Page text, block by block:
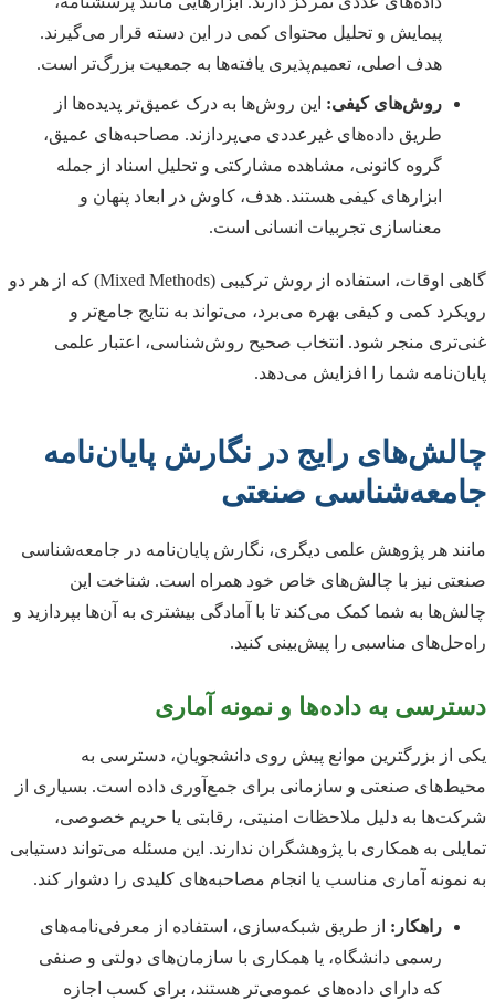
پیمایش و تحلیل محتوای کمی در این دسته قرار می‌گیرند.
هدف اصلی، تعمیم‌پذیری یافته‌ها به جمعیت بزرگ‌تر است.
روش‌های کیفی: این روش‌ها به درک عمیق‌تر پدیده‌ها از
طریق داده‌های غیرعددی می‌پردازند. مصاحبه‌های عمیق،
گروه کانونی، مشاهده مشارکتی و تحلیل اسناد از جمله
ابزارهای کیفی هستند. هدف، کاوش در ابعاد پنهان و
معناسازی تجربیات انسانی است.
گاهی اوقات، استفاده از روش ترکیبی (Mixed Methods) که از هر دو
رویکرد کمی و کیفی بهره می‌برد، می‌تواند به نتایج جامع‌تر و
غنی‌تری منجر شود. انتخاب صحیح روش‌شناسی، اعتبار علمی
پایان‌نامه شما را افزایش می‌دهد.
چالش‌های رایج در نگارش پایان‌نامه
جامعه‌شناسی صنعتی
مانند هر پژوهش علمی دیگری، نگارش پایان‌نامه در جامعه‌شناسی
صنعتی نیز با چالش‌های خاص خود همراه است. شناخت این
چالش‌ها به شما کمک می‌کند تا با آمادگی بیشتری به آن‌ها بپردازید و
راه‌حل‌های مناسبی را پیش‌بینی کنید.
دسترسی به داده‌ها و نمونه آماری
یکی از بزرگترین موانع پیش روی دانشجویان، دسترسی به
محیط‌های صنعتی و سازمانی برای جمع‌آوری داده است. بسیاری از
شرکت‌ها به دلیل ملاحظات امنیتی، رقابتی یا حریم خصوصی،
تمایلی به همکاری با پژوهشگران ندارند. این مسئله می‌تواند دستیابی
به نمونه آماری مناسب یا انجام مصاحبه‌های کلیدی را دشوار کند.
راهکار: از طریق شبکه‌سازی، استفاده از معرفی‌نامه‌های
رسمی دانشگاه، یا همکاری با سازمان‌های دولتی و صنفی
که دارای داده‌های عمومی‌تر هستند، برای کسب اجازه